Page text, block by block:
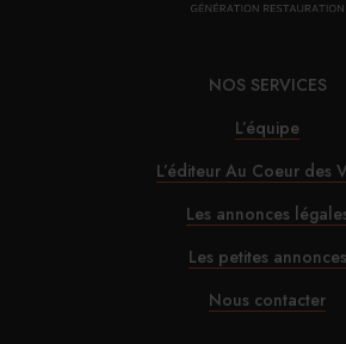
TPE
30/07/2026
Alfred Hotels ouvre son
29/07/2026
InterContinental Paris Le
NOS SERVICES
L’équipe
L’éditeur Au Coeur des
Les annonces
Les petites annonces
Nous contacter